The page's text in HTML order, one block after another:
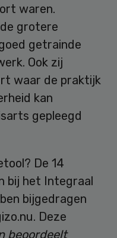
waren.
grotere
getrainde
Ook zij
waar de praktijk
kan
gepleegd
De 14
bij het Integraal
bijgedragen
Deze
beoordeelt